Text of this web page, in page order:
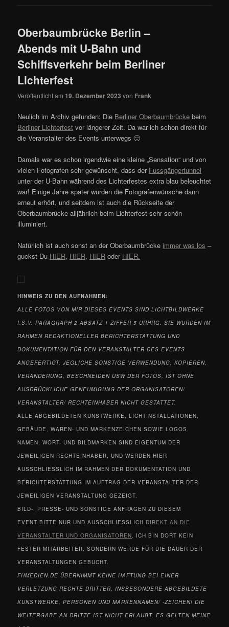
Oberbaumbrücke Berlin –
Abends mit U-Bahn und
Schiffsverkehr beim Berliner
Lichterfest
Veröffentlicht am 19. Dezember 2023 von Frank
Neulich im Archiv gefunden: Die Berliner Oberbaumbrücke beim
Berliner Lichterfest vor längerer Zeit. Da war ich schon direkt für
die Veranstalter des Events unterwegs 🙂
Damals war es schon irgendwie eine kleine „Sensation“ und von
vielen Fotografen sehr gewünscht, dass der Fussgängertunnel
unter der U-Bahn während des Lichterfestes extra blau beleuchtet
war! Einige Jahre später wurden die Fotografenwünsche dann
erneut erhört, und seitdem ist auch die Rückseite der
Oberbaumbrücke alljährlich beim Lichterfest sehr schön
illuminiert.
Natürlich ist auch sonst an der Oberbaumbrückeimmer was los –
guckst Du HIER, HIER, HIER oder HIER.
HINWEIS ZU DEN AUFNAHMEN:
ALLE FOTOS VON MIR DIESES EVENTS SIND LICHTBILDWERKE
I.S.V. PARAGRAPH 2 ABSATZ 1 ZIFFER 5 URHRG. SIE WURDEN IM
RAHMEN REDAKTIONELLER BERICHTERSTATTUNG UND
DOKUMENTATION FÜR DEN VERANSTALTER DES EVENTS
ANGEFERTIGT. JEGLICHE SONSTIGE VERWENDUNG, KOPIEREN,
VERÄNDERUNG, BESCHNEIDEN USW DER FOTOS, IST OHNE
AUSDRÜCKLICHE GENEHMIGUNG DER ORGANISATOREN/
VERANSTALTER/ RECHTEINHABER NICHT GESTATTET.
ALLE ABGEBILDETEN KUNSTWERKE, LICHTINSTALLATIONEN,
GEBÄUDE, WAREN- UND MARKENZEICHEN SOWIE LOGOS,
NAMEN, WORT- UND BILDMARKEN SIND EIGENTUM DER
JEWEILIGEN RECHTEINHABER, UND WERDEN HIER
AUSSCHLIESSLICH IM RAHMEN DER DOKUMENTATION UND
BERICHTERSTATTUNG IM AUFTRAG DER VERANSTALTER DER
JEWEILIGEN VERANSTALTUNG GEZEIGT.
BILD-, PRESSE- UND SONSTIGE ANFRAGEN ZU DIESEM
EVENT BITTE NUR UND AUSSCHLIESSLICH DIREKT AN DIE
VERANSTALTER UND ORGANISATOREN. ICH BIN DORT KEIN
FESTER MITARBEITER, SONDERN WERDE FÜR DIE DAUER DER
VERANSTALTUNGEN GEBUCHT.
FHMEDIEN.DE ÜBERNIMMT KEINE HAFTUNG BEI EINER
VERLETZUNG RECHTE DRITTER, INSBESONDERE ABGEBILDETE
KUNSTWERKE, PERSONEN UND MARKENNAMEN/ -ZEICHEN! DIE
WEITERGABE AN DRITTE IST NICHT ERLAUBT. ES GELTEN MEINE